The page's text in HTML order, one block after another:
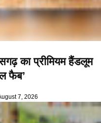
का प्रीमियम हैंडलूम
फैब’
7, 2026